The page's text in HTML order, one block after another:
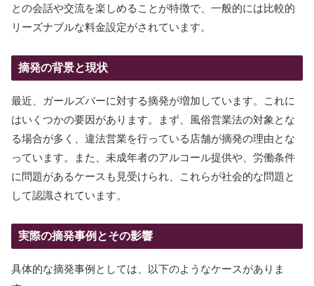
との会話や交流を楽しめることが特徴で、一般的には比較的
リーズナブルな料金設定がされています。
摘発の背景と現状
最近、ガールズバーに対する摘発が増加しています。これに
はいくつかの要因があります。まず、風俗営業法の対象とな
る場合が多く、違法営業を行っている店舗が摘発の理由とな
っています。また、未成年者のアルコール提供や、労働条件
に問題があるケースも見受けられ、これらが社会的な問題と
して認識されています。
実際の摘発事例とその影響
具体的な摘発事例としては、以下のようなケースがありま